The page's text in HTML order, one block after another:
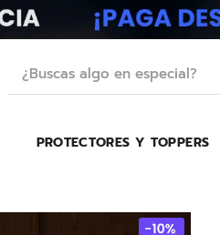
PROTECTORES Y TOPPERS
TÉRMINOS MÁS BUSCADOS
2.
almohada